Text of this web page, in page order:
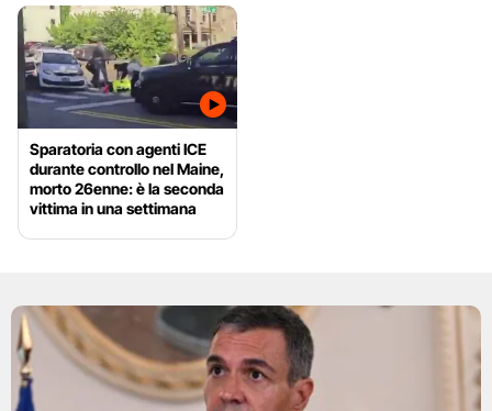
Sparatoria con agenti ICE
durante controllo nel Maine,
morto 26enne: è la seconda
vittima in una settimana